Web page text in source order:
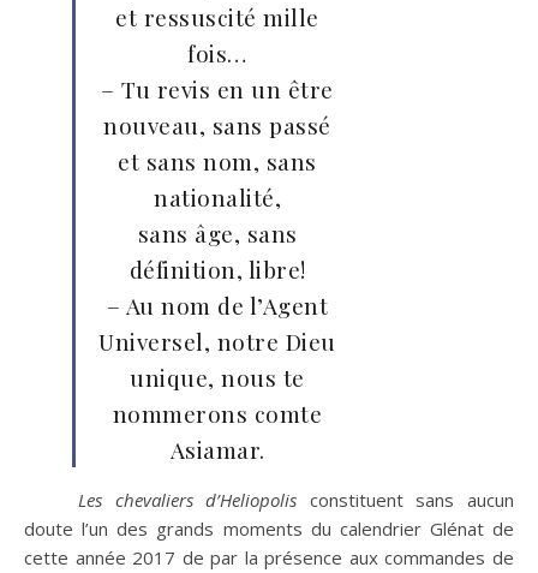
et ressuscité mille
fois…
– Tu revis en un être
nouveau, sans passé
et sans nom, sans
nationalité,
sans âge, sans
définition, libre!
– Au nom de l’Agent
Universel, notre Dieu
unique, nous te
nommerons comte
Asiamar.
Les chevaliers d’Heliopolis constituent sans aucun
doute l’un des grands moments du calendrier Glénat de
cette année 2017 de par la présence aux commandes de